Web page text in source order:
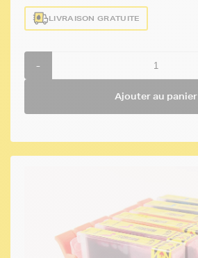
LIVRAISON GRATUITE
-
Ajouter au panier